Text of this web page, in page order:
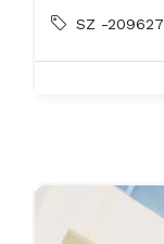
SZ -209627